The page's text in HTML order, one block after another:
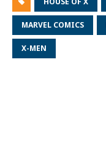
MARVEL COMICS
X-MEN